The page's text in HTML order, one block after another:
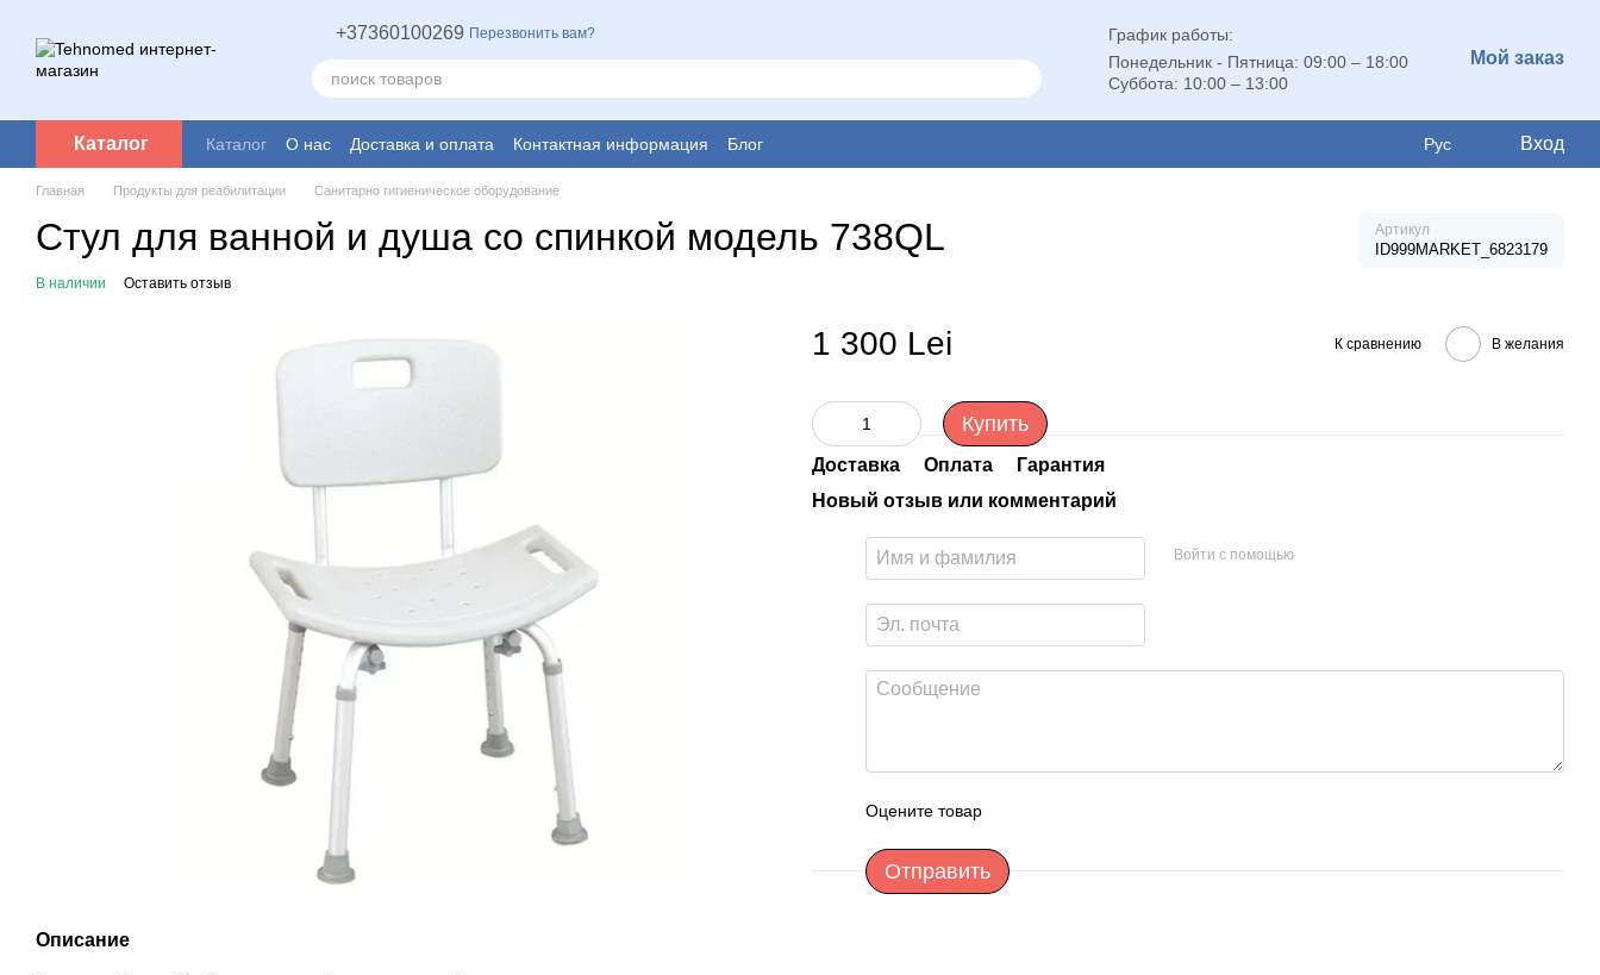
+37360100269 Перезвонить вам?
График работы:
Понедельник - Пятница: 09:00 – 18:00
Суббота: 10:00 – 13:00
Мой заказ
Каталог Каталог О нас Доставка и оплата Контактная информация Блог Рус Вход
Главная Продукты для реабилитации Санитарно гигиеническое оборудование
Стул для ванной и душа со спинкой модель 738QL Артикул
ID999MARKET_6823179
В наличии Оставить отзыв
Описание
1 300 Lei К сравнению В желания
Купить
Доставка Оплата
Гарантия
Новый отзыв или комментарий
Войти с помощью
Оцените товар
Отправить